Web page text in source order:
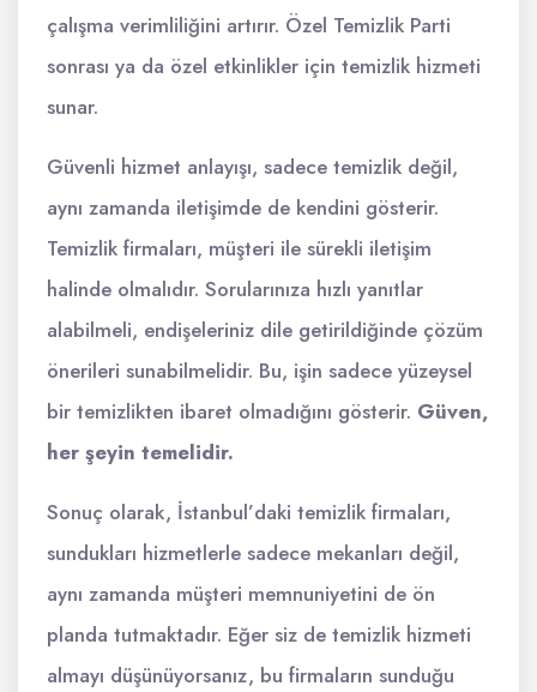
çalışma verimliliğini artırır. Özel Temizlik Parti
sonrası ya da özel etkinlikler için temizlik hizmeti
sunar.
Güvenli hizmet anlayışı, sadece temizlik değil,
aynı zamanda iletişimde de kendini gösterir.
Temizlik firmaları, müşteri ile sürekli iletişim
halinde olmalıdır. Sorularınıza hızlı yanıtlar
alabilmeli, endişeleriniz dile getirildiğinde çözüm
önerileri sunabilmelidir. Bu, işin sadece yüzeysel
bir temizlikten ibaret olmadığını gösterir. Güven,
her şeyin temelidir.
Sonuç olarak, İstanbul’daki temizlik firmaları,
sundukları hizmetlerle sadece mekanları değil,
aynı zamanda müşteri memnuniyetini de ön
planda tutmaktadır. Eğer siz de temizlik hizmeti
almayı düşünüyorsanız, bu firmaların sunduğu